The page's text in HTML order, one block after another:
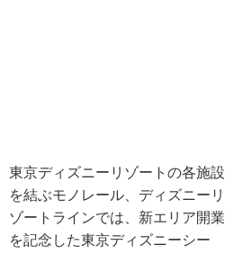
東京ディズニーリゾートの各施設
を結ぶモノレール、ディズニーリ
ゾートラインでは、新エリア開業
を記念した東京ディズニーシー